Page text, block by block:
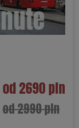
od 2690 pln
od 2990 pln